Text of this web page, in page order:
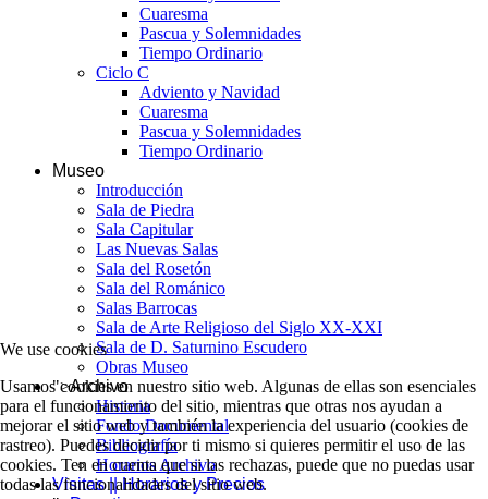
Cuaresma
Pascua y Solemnidades
Tiempo Ordinario
Ciclo C
Adviento y Navidad
Cuaresma
Pascua y Solemnidades
Tiempo Ordinario
Museo
Introducción
Sala de Piedra
Sala Capitular
Las Nuevas Salas
Sala del Rosetón
Sala del Románico
Salas Barrocas
Sala de Arte Religioso del Siglo XX-XXI
Sala de D. Saturnino Escudero
Obras Museo
">Archivo
Historia
Fondo Documental
Bibliografía
Horarios Archivo
Visitas || Horarios y Precios
We use cookies
Usamos cookies en nuestro sitio web. Algunas de ellas son esenciales
para el funcionamiento del sitio, mientras que otras nos ayudan a
mejorar el sitio web y también la experiencia del usuario (cookies de
rastreo). Puedes decidir por ti mismo si quieres permitir el uso de las
cookies. Ten en cuenta que si las rechazas, puede que no puedas usar
todas las funcionalidades del sitio web.